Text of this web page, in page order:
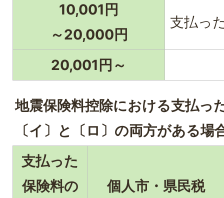
10,001円
～20,000円
支払っ
20,001円～
地震保険料控除における支払っ
〔イ〕と〔ロ〕の両方がある場
支払った
保険料の
個人市・県民税